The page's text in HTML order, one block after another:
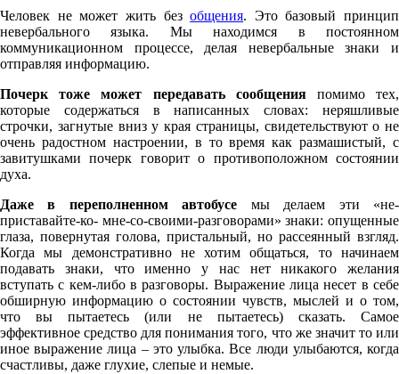
Человек не может жить безобщения. Это базовый принцип
невербального языка. Мы находимся в постоянном
коммуникационном процессе, делая невербальные знаки и
отправляя информацию.
Почерк тоже может передавать сообщенияпомимо тех,
которые содержаться в написанных словах: неряшливые
строчки, загнутые вниз у края страницы, свидетельствуют о не
очень радостном настроении, в то время как размашистый, с
завитушками почерк говорит о противоположном состоянии
духа.
Даже в переполненном автобусе мы делаем эти «не-
приставайте-ко- мне-со-своими-разговорами» знаки: опущенные
глаза, повернутая голова, пристальный, но рассеянный взгляд.
Когда мы демонстративно не хотим общаться, то начинаем
подавать знаки, что именно у нас нет никакого желания
вступать с кем-либо в разговоры. Выражение лица несет в себе
обширную информацию о состоянии чувств, мыслей и о том,
что вы пытаетесь (или не пытаетесь) сказать. Самое
эффективное средство для понимания того, что же значит то или
иное выражение лица – это улыбка. Все люди улыбаются, когда
счастливы, даже глухие, слепые и немые.